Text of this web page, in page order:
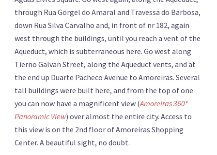
through Rua Gorgel do Amaral and Travessa do Barbosa,
down Rua Silva Carvalho and, in front of nr 182, again
west through the buildings, until you reach a vent of the
Aqueduct, which is subterraneous here. Go west along
Tierno Galvan Street, along the Aqueduct vents, and at
the end up Duarte Pacheco Avenue to Amoreiras. Several
tall buildings were built here, and from the top of one
you can now have a magnificent view (Amoreiras 360°
Panoramic View) over almost the entire city. Access to
this view is on the 2nd floor of Amoreiras Shopping
Center. A beautiful sight, no doubt.